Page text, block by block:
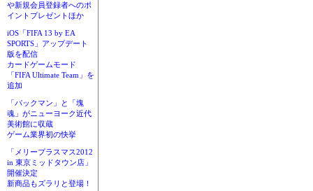
や新規会員登録者へのポ
イントプレゼントほか
iOS「FIFA 13 by EA
SPORTS」アップデート
版を配信
カードゲームモード
「FIFA Ultimate Team」を
追加
「パックマン」と「塊
魂」がニューヨーク近代
美術館に収蔵
ゲーム業界初の快挙
「メリープラスマス2012
in 東京ミッドタウン店」
開催決定
新商品もズラリと登場！